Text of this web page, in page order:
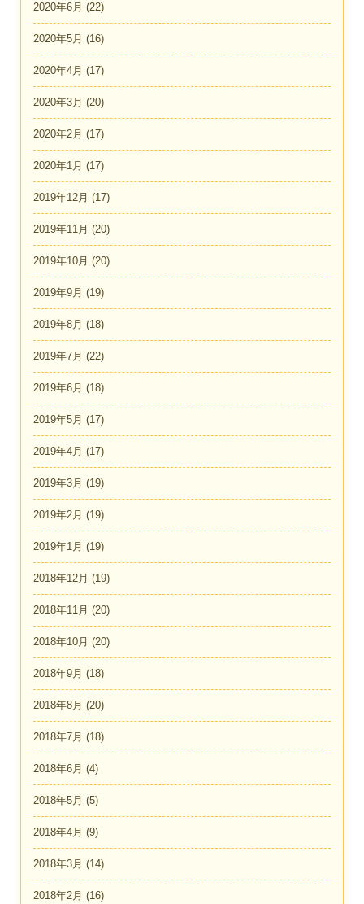
2020年6月 (22)
2020年5月 (16)
2020年4月 (17)
2020年3月 (20)
2020年2月 (17)
2020年1月 (17)
2019年12月 (17)
2019年11月 (20)
2019年10月 (20)
2019年9月 (19)
2019年8月 (18)
2019年7月 (22)
2019年6月 (18)
2019年5月 (17)
2019年4月 (17)
2019年3月 (19)
2019年2月 (19)
2019年1月 (19)
2018年12月 (19)
2018年11月 (20)
2018年10月 (20)
2018年9月 (18)
2018年8月 (20)
2018年7月 (18)
2018年6月 (4)
2018年5月 (5)
2018年4月 (9)
2018年3月 (14)
2018年2月 (16)